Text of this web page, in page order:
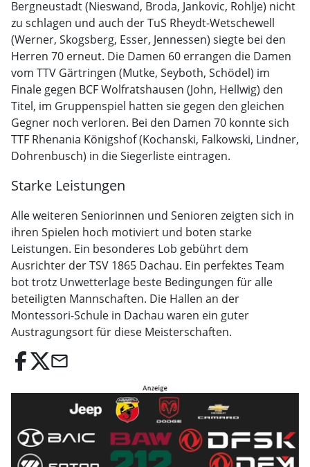
Bergneustadt (Nieswand, Broda, Jankovic, Rohlje) nicht
zu schlagen und auch der TuS Rheydt-Wetschewell
(Werner, Skogsberg, Esser, Jennessen) siegte bei den
Herren 70 erneut. Die Damen 60 errangen die Damen
vom TTV Gärtringen (Mutke, Seyboth, Schödel) im
Finale gegen BCF Wolfratshausen (John, Hellwig) den
Titel, im Gruppenspiel hatten sie gegen den gleichen
Gegner noch verloren. Bei den Damen 70 konnte sich
TTF Rhenania Königshof (Kochanski, Falkowski, Lindner,
Dohrenbusch) in die Siegerliste eintragen.
Starke Leistungen
Alle weiteren Seniorinnen und Senioren zeigten sich in
ihren Spielen hoch motiviert und boten starke
Leistungen. Ein besonderes Lob gebührt dem
Ausrichter der TSV 1865 Dachau. Ein perfektes Team
bot trotz Unwetterlage beste Bedingungen für alle
beteiligten Mannschaften. Die Hallen an der
Montessori-Schule in Dachau waren ein guter
Austragungsort für diese Meisterschaften.
email